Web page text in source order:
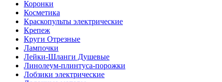
Коронки
Косметика
Краскопульты электрические
Крепеж
Круги Отрезные
Лампочки
Лейки-Шланги Душевые
Линолеум-плинтуса-порожки
Лобзики электрические